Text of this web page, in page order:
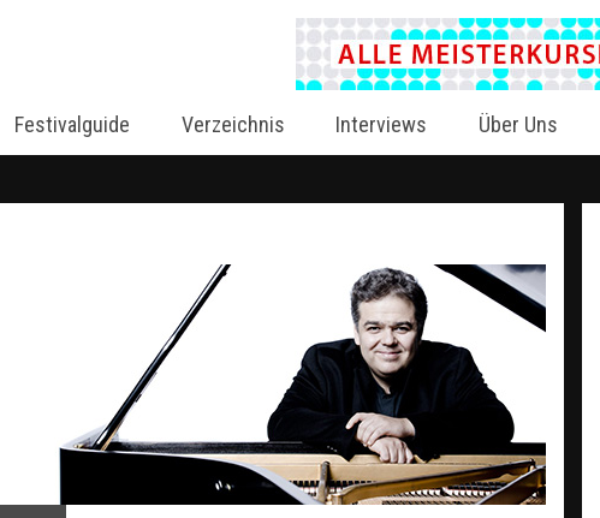
Festivalguide Verzeichnis Interviews Über Uns